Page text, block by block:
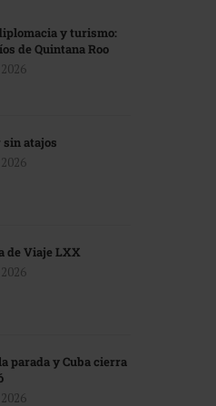
y turismo:
de Quintana Roo
sin atajos
de Viaje LXX
la parada y Cuba cierra